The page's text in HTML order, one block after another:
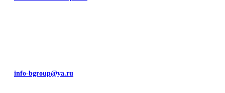
info-bgroup@ya.ru